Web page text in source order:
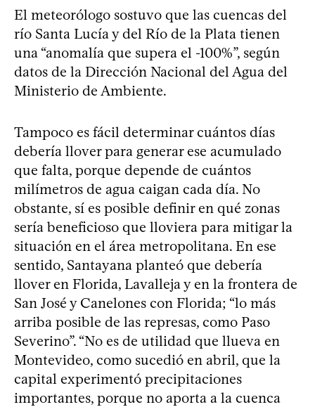
El meteorólogo sostuvo que las cuencas del
río Santa Lucía y del Río de la Plata tienen
una “anomalía que supera el -100%”, según
datos de la Dirección Nacional del Agua del
Ministerio de Ambiente.
Tampoco es fácil determinar cuántos días
debería llover para generar ese acumulado
que falta, porque depende de cuántos
milímetros de agua caigan cada día. No
obstante, sí es posible definir en qué zonas
sería beneficioso que lloviera para mitigar la
situación en el área metropolitana. En ese
sentido, Santayana planteó que debería
llover en Florida, Lavalleja y en la frontera de
San José y Canelones con Florida; “lo más
arriba posible de las represas, como Paso
Severino”. “No es de utilidad que llueva en
Montevideo, como sucedió en abril, que la
capital experimentó precipitaciones
importantes, porque no aporta a la cuenca